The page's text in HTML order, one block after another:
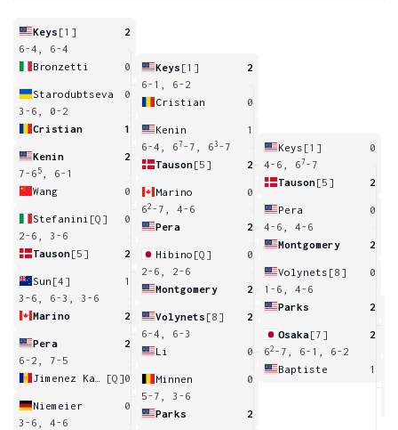
Keys [1]
2
6-4, 6-4
Bronzetti
0
Starodubtseva
0
3-6, 0-2
Cristian
1
Kenin
2
7-6 5
, 6-1
Wang
0
Stefanini [Q]
0
2-6, 3-6
Tauson[5] 2
Sun [4]
1
3-6, 6-3, 3-6
Marino
2
Pera
2
6-2, 7-5
[Q]0
Niemeier
0
3-6, 4-6
Keys [1]
2
6-1, 6-2
Cristian
0
Kenin
1
6-4, 67-7, 63 -7
Tauson[5] 2
Marino
0
62 -7, 4-6
Pera
2
Hibino [Q]
0
2-6, 2-6
Montgomery
2
Volynets [8]
2
6-4, 6-3
Li
0
Minnen
0
5-7, 3-6
Parks
2
Keys [1]
0
4-6, 67-7
Tauson[5] 2
Pera
0
4-6, 4-6
Montgomery
2
Volynets [8]
0
1-6, 4-6
Parks
2
Osaka[7]
2
62 -7, 6-1, 6-2
Baptiste
1